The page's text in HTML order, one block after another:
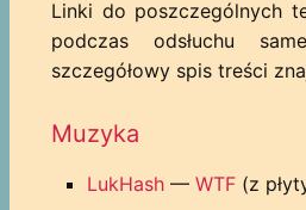
Linki do poszczególnych
podczas odsłuchu
szczegółowy spis treści
Muzyka
LukHash— WTF(z